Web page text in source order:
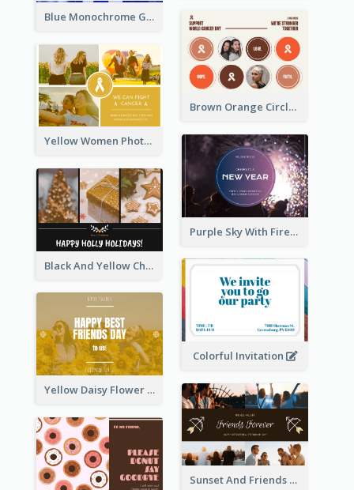
Blue Monochrome Graduation Photo Congratulations Postcard
Brown Orange Circles World Cancer Day Postcard
Yellow Women Photo Grid World Cancer Day Postcard
Purple Sky With Fireworks Background New Year Postcard
Black And Yellow Christmas Photos Postcard
Colorful Invitation
Yellow Daisy Flower Friendship Forever Postcard
Sunset And Friends Photo Friendship Postcard